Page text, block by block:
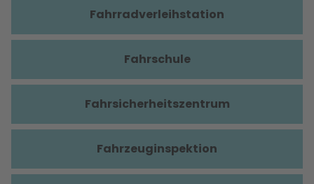
Fahrradverleihstation
Fahrschule
Fahrsicherheitszentrum
Fahrzeuginspektion